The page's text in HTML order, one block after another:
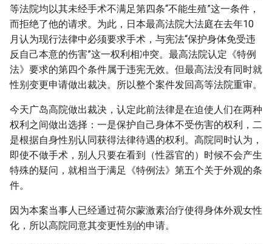
等法院均以其未经手术不满足第四条“不能生殖”这一条件，
而拒绝了他的请求。为此，日本最高法院大法庭在去年10
月认为现行法律中必须要求手术，与宪法“保护身体免受违
反自己本意的伤害”这一权利相冲突。最高法院认定《特例
法》要求的第四个条件属于违宪无效。但最高法没有同时就
性别变更申请做出裁决。所以整个案件发回高等法院重审。
今天广岛高院做出裁决，认定此前法律是在迫使人们在两种
权利之间做出选择：一是保护自己身体不受伤害的权利，二
是根据自身性别认同获得法律待遇的权利。高院同时认为，
即使不做手术，别人只要在看到（性器官的）时候不会产生
特殊的疑问，就相当于满足《特例法》第五个关于外观的条
件。
因为本案当事人已经通过荷尔蒙激素治疗使得身体外观女性
化，所以高院同意其变更性别的申请。